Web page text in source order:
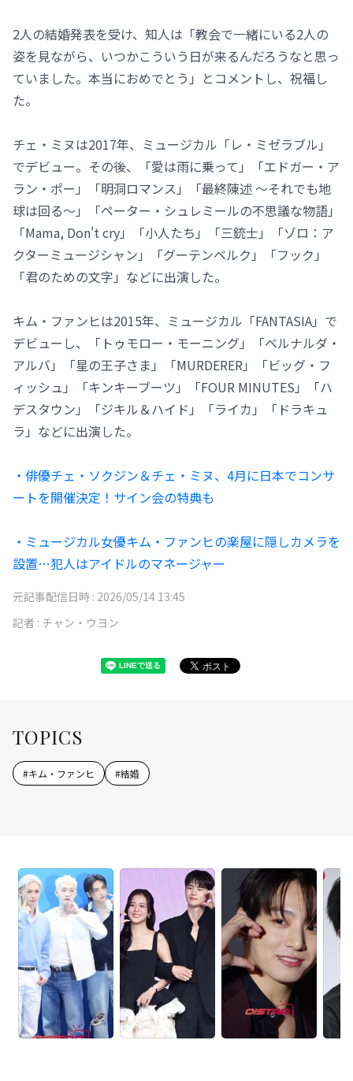
2人の結婚発表を受け、知人は「教会で一緒にいる2人の
姿を見ながら、いつかこういう日が来るんだろうなと思っ
ていました。本当におめでとう」とコメントし、祝福し
た。
チェ・ミヌは2017年、ミュージカル「レ・ミゼラブル」
でデビュー。その後、「愛は雨に乗って」「エドガー・ア
ラン・ポー」「明洞ロマンス」「最終陳述 ～それでも地
球は回る～」「ペーター・シュレミールの不思議な物語」
「Mama, Don't cry」「小人たち」「三銃士」「ゾロ：ア
クターミュージシャン」「グーテンベルク」「フック」
「君のための文字」などに出演した。
キム・ファンヒは2015年、ミュージカル「FANTASIA」で
デビューし、「トゥモロー・モーニング」「ベルナルダ・
アルバ」「星の王子さま」「MURDERER」「ビッグ・フ
ィッシュ」「キンキーブーツ」「FOUR MINUTES」「ハ
デスタウン」「ジキル＆ハイド」「ライカ」「ドラキュ
ラ」などに出演した。
・俳優チェ・ソクジン＆チェ・ミヌ、4月に日本でコンサ
ートを開催決定！サイン会の特典も
・ミュージカル女優キム・ファンヒの楽屋に隠しカメラを
設置…犯人はアイドルのマネージャー
元記事配信日時 : 2026/05/14 13:45
記者 : チャン・ウヨン
TOPICS
#キム・ファンヒ #結婚